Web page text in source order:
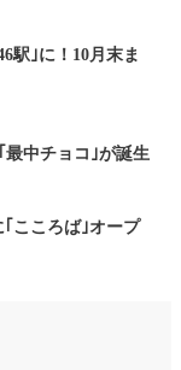
駅｣に！10月末ま
最中チョコ｣が誕生
｢こころば｣オープ